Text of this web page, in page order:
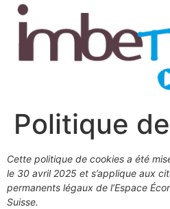
Politique
Cette politique de cookies a été
le 30 avril 2025 et s’applique aux
permanents légaux de l’Espace
Suisse.